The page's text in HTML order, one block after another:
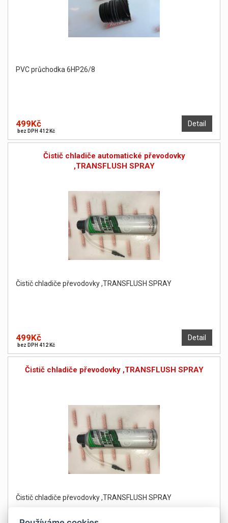
PVC průchodka 6HP26/8
Detail
499Kč
bez DPH 412 Kč
Čistič chladiče automatické převodovky
,TRANSFLUSH SPRAY
Čistič chladiče převodovky ,TRANSFLUSH SPRAY
Detail
499Kč
bez DPH 412 Kč
Čistič chladiče převodovky ,TRANSFLUSH SPRAY
Čistič chladiče převodovky ,TRANSFLUSH SPRAY